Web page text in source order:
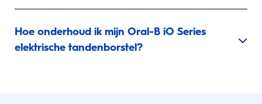
Hoe onderhoud ik mijn Oral-B iO Series
elektrische tandenborstel?